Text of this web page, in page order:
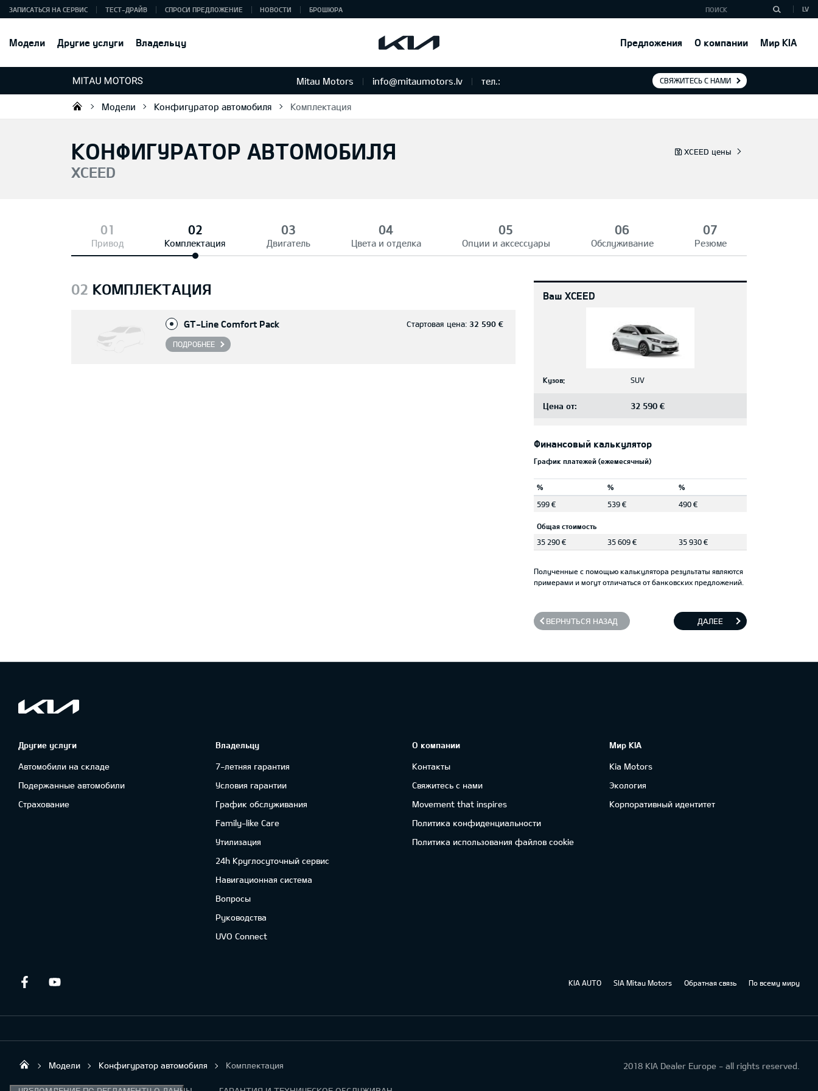
Модели Другие услуги Владельцу Предложения О компании Мир KIA
ЗАПИСАТЬСЯ НА СЕРВИС ТЕСТ-ДРАЙВ СПРОСИ ПРЕДЛОЖЕНИЕ НОВОСТИ БРОШЮРА LV
Mitau Motors info@mitaumotors.lv тел.: СВЯЖИТЕСЬ С НАМИ
Mitau Motors
Модели Конфигуратор автомобиля Комплектация
XCEED цены
КОНФИГУРАТОР АВТОМОБИЛЯ
XCEED
Привод Комплектация Двигатель Цвета и отделка Опции и аксессуары Обслуживание Резюме
02 КОМПЛЕКТАЦИЯ
Стартовая цена: 32 590 €
GT-Line Comfort Pack
ПОДРОБНЕЕ
Ваш XCEED
Кузов: SUV
Цена от: 32 590 €
Финансовый калькулятор
График платежей (ежемесячный)
% %
%
599 €
539 € 490 €
Общая стоимость
35 290 €
35 609 € 35 930 €
Полученные с помощью калькулятора результаты являются
примерами и могут отличаться от банковских предложений.
ВЕРНУТЬСЯ НАЗАД ДАЛЕЕ
Другие услуги
Автомобили на складе
Подержанные автомобили
Cтрахование
Владельцу
7-летняя гарантия
Условия гарантии
График обслуживания
Family-like Care
Утилизация
24h Круглосуточный сервис
Навигационная система
Вопросы
Руководства
UVO Connect
О компании
Контакты
Свяжитесь с нами
Movement that inspires
Политика конфиденциальности
Политика использования файлов cookie
Мир KIA
Kia Motors
Экология
Корпоративный идентитет
Facebook KIA AUTO SIA Mitau Motors Обратная связь По всему миру
Mitau Motors
Модели Конфигуратор автомобиля Комплектация 2018 KIA Dealer Europe - all rights reserved.